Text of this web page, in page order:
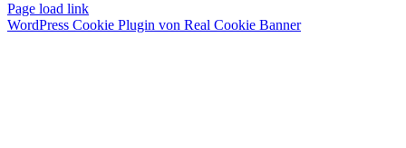
Page load link
WordPress Cookie Plugin von Real Cookie Banner